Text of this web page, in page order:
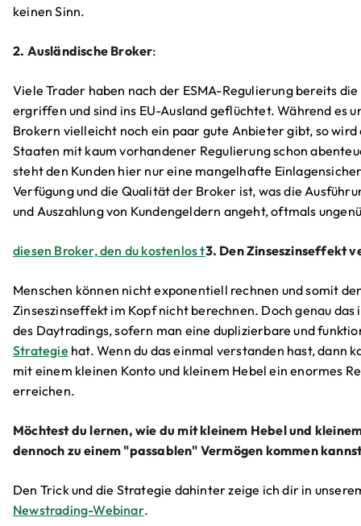
keinen Sinn.
2. Ausländische Broker:
Viele Trader haben nach der ESMA-Regulierung bereits
ergriffen und sind ins EU-Ausland geflüchtet. Während es
Brokern vielleicht noch ein paar gute Anbieter gibt, so wird
Staaten mit kaum vorhandener Regulierung schon
steht den Kunden hier nur eine mangelhafte
Verfügung und die Qualität der Broker ist, was die
und Auszahlung von Kundengeldern angeht, oftmals
diesen Broker, den du kostenlos t3. Den Zinseszinseffekt
Menschen können nicht exponentiell rechnen und somit
Zinseszinseffekt im Kopf nicht berechnen. Doch genau das
des Daytradings, sofern man eine duplizierbare und
Strategie hat. Wenn du das einmal verstanden hast, dann
mit einem kleinen Konto und kleinem Hebel ein enormes
erreichen.
Möchtest du lernen, wie du mit kleinem Hebel und
dennoch zu einem "passablen" Vermögen kommen
Den Trick und die Strategie dahinter zeige ich dir in
Newstrading-Webinar.